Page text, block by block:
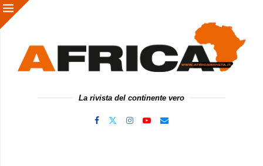
La rivista del continente vero